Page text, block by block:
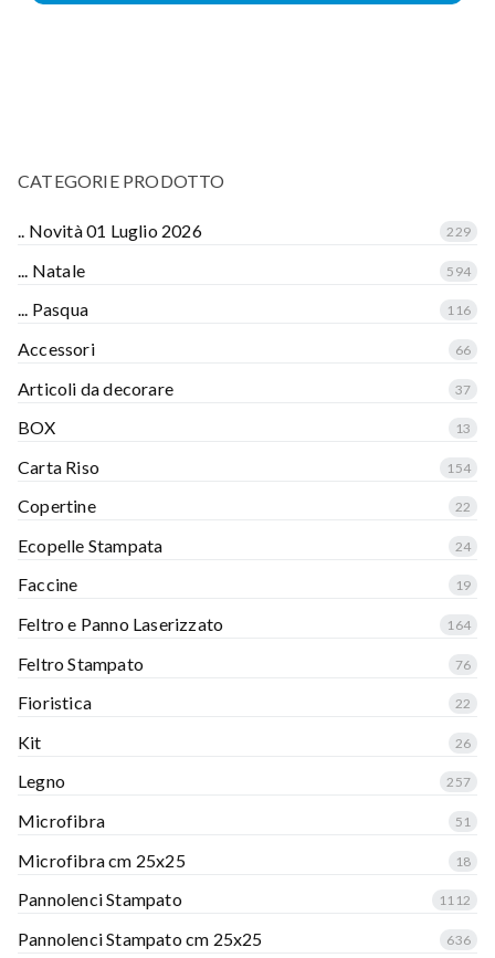
CATEGORIE PRODOTTO
.. Novità 01 Luglio 2026 229
... Natale 594
... Pasqua 116
Accessori 66
Articoli da decorare 37
BOX 13
Carta Riso 154
Copertine 22
Ecopelle Stampata 24
Faccine 19
Feltro e Panno Laserizzato 164
Feltro Stampato 76
Fioristica 22
Kit 26
Legno 257
Microfibra 51
Microfibra cm 25x25 18
Pannolenci Stampato 1112
Pannolenci Stampato cm 25x25 636